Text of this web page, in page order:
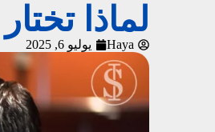
لماذا
Haya يوليو 6, 2025